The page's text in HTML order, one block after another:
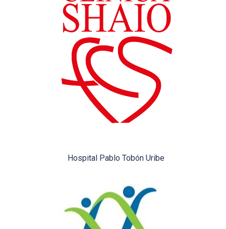
Hospital Pablo Tobón Uribe